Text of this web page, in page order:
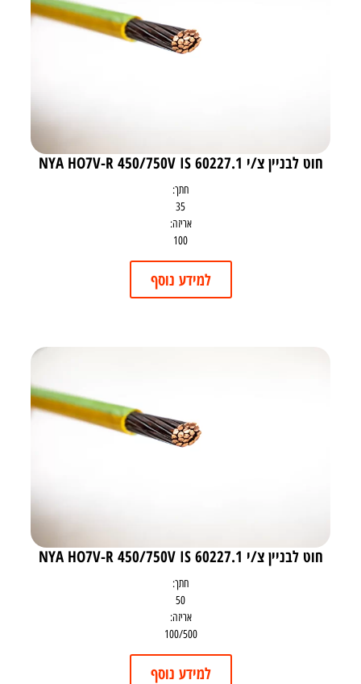
חוט לבניין צ/י NYA HO7V-R 450/750V IS 60227.1
חתך:
35
אריזה:
100
למידע נוסף
חוט לבניין צ/י NYA HO7V-R 450/750V IS 60227.1
חתך:
50
אריזה:
100/500
למידע נוסף